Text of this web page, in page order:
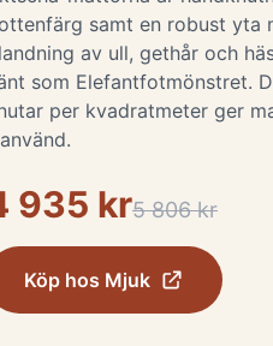
samt en robust yta
av ull, gethår och
som Elefantfotmönstret.
per kvadratmeter ger
935 kr5 806 kr
Köp hos Mjuk